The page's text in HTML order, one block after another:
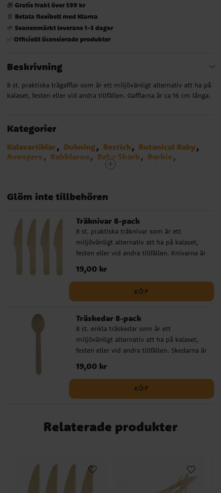
🎁 Gratis frakt över 599 kr
📄 Betala flexibelt med Klarna
🌱 Svanenmärkt leverans 1-3 dagar
✅ Officiellt licensierade produkter
Beskrivning
8 st. praktiska trägafflar som är ett miljövänligt alternativ att ha på
kalaset, festen eller vid andra tillfällen. Gafflarna är ca 16 cm långa.
Kategorier
Kalasartiklar Dukning Bestick
Botanical Baby
Avengers
Babblarna Baby Shark
Barbie
Birthday Bear
Fortnite - Battle Royal
Fotbollstema
Ice Cream Party LEGO City
Mimmi Pigg
Minecraft
Miraculous Ladybug
Musse Pigg
My Little Pony
Paw Patrol
Greta Gris
Pippi Långstrump Pirattema
Polis
Pyjamashjältarna
Djungelkalas
Sjöjungfru - Mermaid
Spiderman
Super Mario Bros
Traktor och Bondgård
Unicorn - Enhörning
Woodland
Baby in Bloom
Narwhal Party
Hello Baby
Pandakalas
Emil i Lönneberga
Encanto
Teddybjörn Babyshower
Glöm inte tillbehören
Träknivar 8-pack
8 st. praktiska träknivar som är ett
miljövänligt alternativ att ha på kalaset,
festen eller vid andra tillfällen. Knivarna är
ca 16 cm långa.
Pris:19,00 kr
19,00 kr
KÖP
Träskedar 8-pack
8 st. enkla träskedar som är ett
miljövänligt alternativ att ha på kalaset,
festen eller vid andra tillfällen. Skedarna är
Pris:19,00 kr
19,00 kr
KÖP
Relaterade produkter